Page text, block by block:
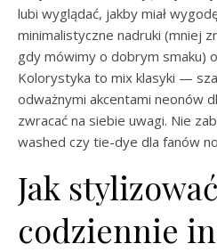
lubi wyglądać, jakby miał
minimalistyczne nadruki (mniej
gdy mówimy o dobrym smaku)
Kolorystyka to mix klasyki —
odważnymi akcentami neonów
zwracać na siebie uwagi. Nie
washed czy tie-dye dla fanów
Jak
codziennie